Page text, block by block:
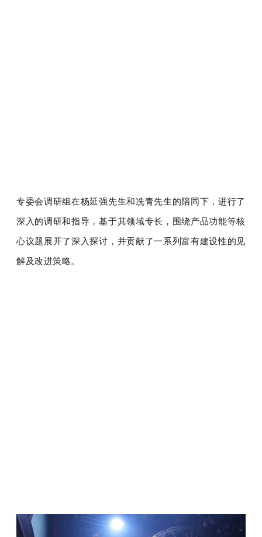
专委会调研组在杨延强先生和冼青先生的陪同下，进行了
深入的调研和指导，基于其领域专长，围绕产品功能等核
心议题展开了深入探讨，并贡献了一系列富有建设性的见
解及改进策略。